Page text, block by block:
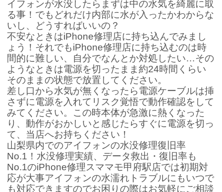
イフォンが水没したらまずは中の水気を綺麗に取
る事！でもどれだけ内部に水が入ったかわからな
いし、どうすればいいの？
不安なときはiPhone修理店に持ち込んでみまし
ょう！それでもiPhone修理店に持ち込むのは時
間的に難しい、自分でなんとか対処したい…その
ようなときは電源を切ったまま約24時間くらい
そのままの状態で放置してください。
差し口から水気が無くなったら電源ケーブルは挿
さずに電源を入れてリスク覚悟で動作確認をして
みてください。この時本体が急激に熱くなった
り、動作がおかしいと感じたらすぐに電源を切っ
て、当店へお持ちください！
山梨県内でのアイフォンの水没修理復旧率
No.1！水没修理実績、データ救出・復旧率も
No.1のiPhone修理スママモ甲府駅店では初期対
応が大事アイフォンの水濡れトラブルにもいつで
も対応できますのでお困りの際はお気軽にご相談